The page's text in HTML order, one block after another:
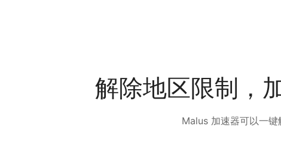
解除地区限制，
Malus 加速器可以一